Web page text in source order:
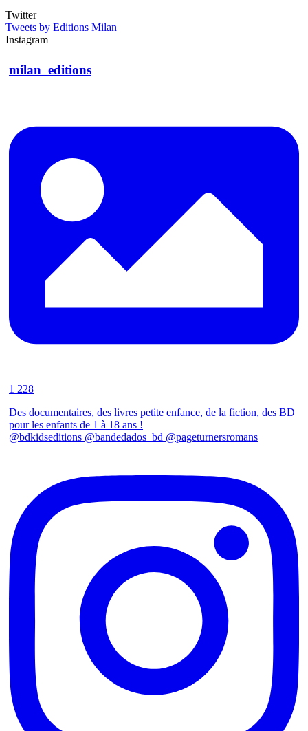
Twitter
Tweets by Editions Milan
Instagram
milan_editions
1 228
Des documentaires, des livres petite enfance, de la fiction, des BD
pour les enfants de 1 à 18 ans !
@bdkidseditions @bandedados_bd @pageturnersromans